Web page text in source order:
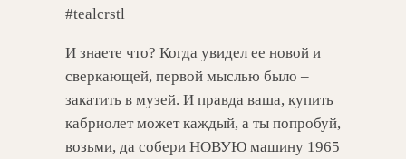
#tealcrstl
И знаете что? Когда увидел ее новой и
сверкающей, первой мыслью было –
закатить в музей. И правда ваша, купить
кабриолет может каждый, а ты попробуй,
возьми, да собери НОВУЮ машину 1965